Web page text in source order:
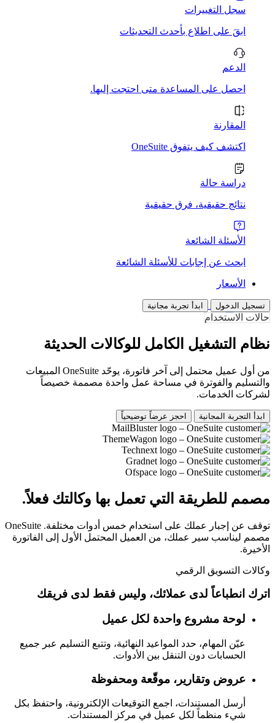
سجل التغييرات
ابقَ على اطلاع بأحدث التحديثات
الدعم
احصل على المساعدة متى احتجت إليها.
المقارنة
اكتشف كيف يتفوق OneSuite
دراسة حالة
نتائج حقيقية، فرق حقيقية
الأسئلة الشائعة
ابحث عن إجابات للأسئلة الشائعة
الأسعار
تسجيل الدخول ابدأ تجربة مجانية
حالات الاستخدام
نظام التشغيل الكامل للوكالات الحديثة
من أول عميل محتمل إلى آخر فاتورة، يوحّد OneSuite المبيعات
والتسليم والفوترة في مساحة عمل واحدة مصممة خصيصاً
لشركات الخدمات.
ابدأ التجربة المجانية احجز عرضاً توضيحياً
مصمم للطريقة التي تعمل بها وكالتك فعلاً.
توقف عن إجبار عملك على استخدام خمس أدوات مختلفة. OneSuite
مصمم ليناسب سير عملك، من العميل المحتمل الأول إلى الفاتورة
الأخيرة.
وكالات التسويق الرقمي
اترك انطباعاً لدى عملائك، وليس فقط لدى فريقك
لوحة مشروع واحدة لكل عميل
عيّن المهام، حدد المواعيد النهائية، وتتبع التسليم عبر جميع
الحسابات دون التنقل بين الأدوات.
عروض وتقارير، موقّعة ومحفوظة
أرسل المستندات، اجمع التوقيعات الإلكترونية، واحتفظ بكل
شيء منظماً لكل عميل في مركز المستندات.